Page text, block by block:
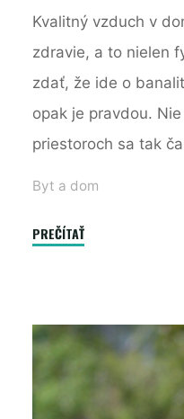
Kvalitný vzduch v
zdravie, a to nielen
zdať, že ide o
opak je pravdou.
priestoroch sa tak
Byt a dom
PREČÍTAŤ"Prečo
kvalitné
vetranie?
Povieme